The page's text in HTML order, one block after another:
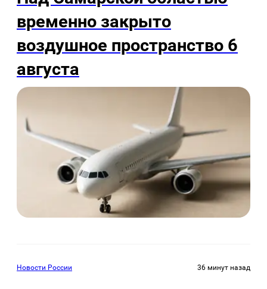
временно закрыто
воздушное пространство 6
августа
Новости России 36 минут назад